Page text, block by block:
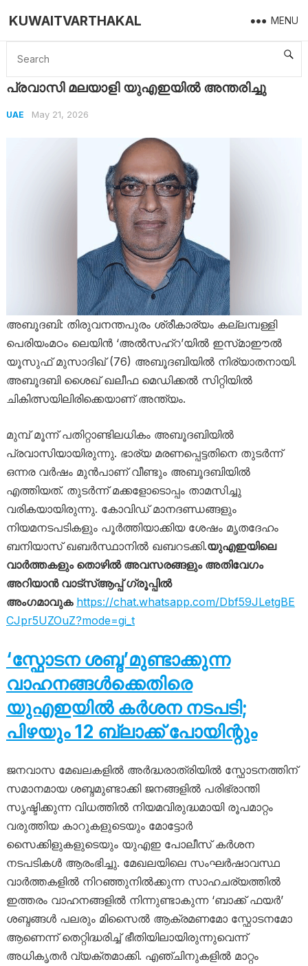
KUWAITVARTHAKAL MENU
Home UAE
പ്രവാസി മലയാളി യുഎഇയിൽ അന്തരിച്ചു
UAE May 21, 2026
അബൂദബി: തിരുവനന്തപുരം ശ്രീകാര്യം കല്ലമ്പള്ളി
പെരിയംമഠം ലെയിൻ ‘അൽസഹ്‌റ’യിൽ ഇസ്​മാഈൽ
യൂസുഫ് മുസാദിഖ് (76) അബൂദബിയിൽ നിര്യാതനായി.
അബൂദബി ശൈഖ് ഖലീഫ മെഡിക്കൽ സിറ്റിയിൽ
ചികിത്സയിലിരിക്കെയാണ് അന്ത്യം.
മുമ്പ് മൂന്ന് പതിറ്റാണ്ടിലധികം അബൂദബിയിൽ
പ്രവാസിയായിരുന്നു. ഭാര്യ മരണപ്പെട്ടതിനെ തുടർന്ന്
ഒന്നര വർഷം മുൻപാണ് വീണ്ടും അബൂദബിയിൽ
എത്തിയത്. തുടർന്ന് മക്കളോടൊപ്പം താമസിച്ചു
വരികയായിരുന്നു. കോവിഡ് മാനദണ്ഡങ്ങളും
നിയമനടപടികളും പൂർത്തിയാക്കിയ ശേഷം മൃതദേഹം
ബനിയാസ് ഖബർസ്ഥാനിൽ ഖബറടക്കി.യുഎഇയിലെ
വാർത്തകളും തൊഴിൽ അവസരങ്ങളും അതിവേഗം
അറിയാൻ വാട്സ്ആപ്പ് ഗ്രൂപ്പിൽ
അംഗമാവുക https://chat.whatsapp.com/Dbf59JLetgBE
CJpr5UZOuZ?mode=gi_t
‘സ്ഫോടന ശബ്ദ’മുണ്ടാക്കുന്ന
വാഹനങ്ങൾക്കെതിരെ
യുഎഇയിൽ കർശന നടപടി;
പിഴയും 12 ബ്ലാക്ക് പോയിന്റും
ജനവാസ മേഖലകളിൽ അർദ്ധരാത്രിയിൽ സ്ഫോടനത്തിന്
സമാനമായ ശബ്ദമുണ്ടാക്കി ജനങ്ങളിൽ പരിഭ്രാന്തി
സൃഷ്ടിക്കുന്ന വിധത്തിൽ നിയമവിരുദ്ധമായി രൂപമാറ്റം
വരുത്തിയ കാറുകളുടെയും മോട്ടോർ
സൈക്കിളുകളുടെയും യുഎഇ പോലീസ് കർശന
നടപടികൾ ആരംഭിച്ചു. മേഖലയിലെ സംഘർഷാവസ്ഥ
വാർത്തകളിൽ നിറഞ്ഞുനിൽക്കുന്ന സാഹചര്യത്തിൽ
ഇത്തരം വാഹനങ്ങളിൽ നിന്നുണ്ടാകുന്ന ‘ബാക്ക് ഫയർ’
ശബ്ദങ്ങൾ പലരും മിസൈൽ ആക്രമണമോ സ്ഫോടനമോ
ആണെന്ന് തെറ്റിദ്ധരിച്ച് ഭീതിയിലായിരുന്നുവെന്ന്
അധികൃതർ വ്യക്തമാക്കി. എഞ്ചിനുകളിൽ മാറ്റം